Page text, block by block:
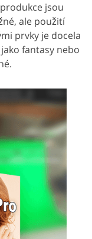
jsou
ale použití
prvky je docela
fantasy nebo